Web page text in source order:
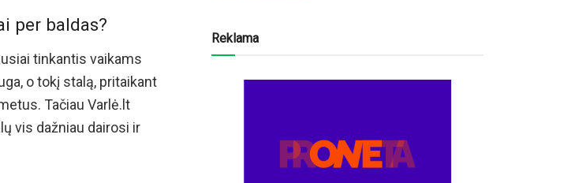
per baldas?
tinkantis vaikams
o tokį stalą, pritaikant
Tačiau Varlė.lt
vis dažniau dairosi ir
Reklama